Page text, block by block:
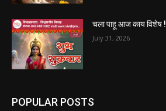
चला पाहू आज काय विशेष !
July 31, 2026
POPULAR POSTS